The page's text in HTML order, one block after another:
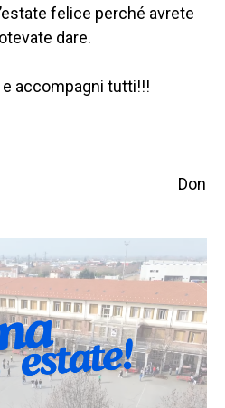
felice perché avrete
dare.
accompagni tutti!!!